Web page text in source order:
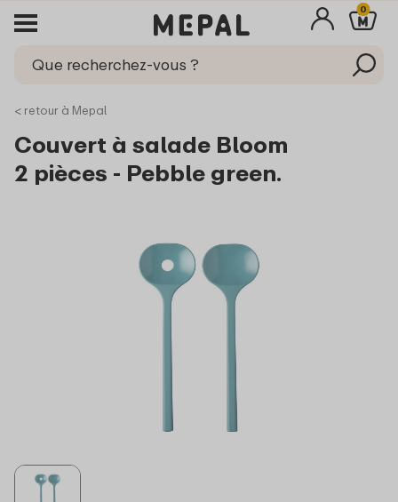
0
< retour à Mepal
Couvert à salade Bloom
2 pièces - Pebble green.